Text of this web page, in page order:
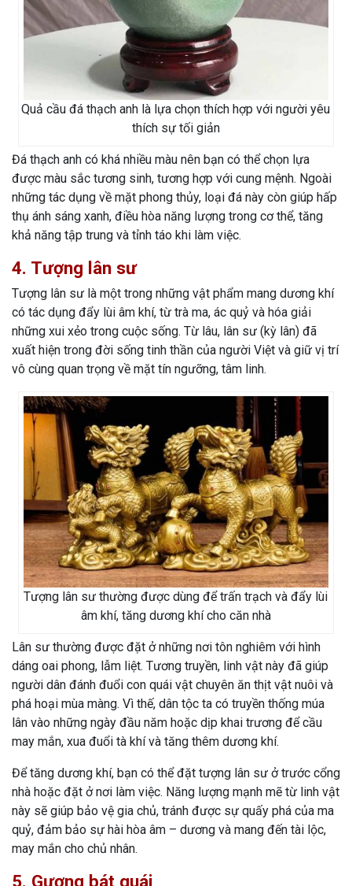
Quả cầu đá thạch anh là lựa chọn thích hợp với người yêu
thích sự tối giản
Đá thạch anh có khá nhiều màu nên bạn có thể chọn lựa
được màu sắc tương sinh, tương hợp với cung mệnh. Ngoài
những tác dụng về mặt phong thủy, loại đá này còn giúp hấp
thụ ánh sáng xanh, điều hòa năng lượng trong cơ thể, tăng
khả năng tập trung và tỉnh táo khi làm việc.
4. Tượng lân sư
Tượng lân sư là một trong những vật phẩm mang dương khí
có tác dụng đẩy lùi âm khí, từ trà ma, ác quỷ và hóa giải
những xui xẻo trong cuộc sống. Từ lâu, lân sư (kỳ lân) đã
xuất hiện trong đời sống tinh thần của người Việt và giữ vị trí
vô cùng quan trọng về mặt tín ngưỡng, tâm linh.
Tượng lân sư thường được dùng để trấn trạch và đẩy lùi
âm khí, tăng dương khí cho căn nhà
Lân sư thường được đặt ở những nơi tôn nghiêm với hình
dáng oai phong, lẫm liệt. Tương truyền, linh vật này đã giúp
người dân đánh đuổi con quái vật chuyên ăn thịt vật nuôi và
phá hoại mùa màng. Vì thế, dân tộc ta có truyền thống múa
lân vào những ngày đầu năm hoặc dịp khai trương để cầu
may mắn, xua đuổi tà khí và tăng thêm dương khí.
Để tăng dương khí, bạn có thể đặt tượng lân sư ở trước cổng
nhà hoặc đặt ở nơi làm việc. Năng lượng mạnh mẽ từ linh vật
này sẽ giúp bảo vệ gia chủ, tránh được sự quấy phá của ma
quỷ, đảm bảo sự hài hòa âm – dương và mang đến tài lộc,
may mắn cho chủ nhân.
5. Gương bát quái